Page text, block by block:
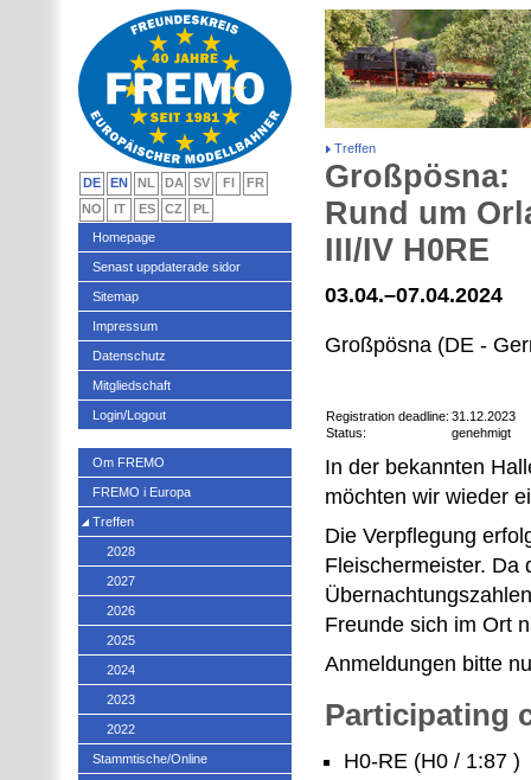
Treffen
Großpösna:
Rund um
III/IV H0RE
03.04.–07.04.2024
Großpösna (DE -
Registration deadline: 31.12.2023
Status:
genehmigt
In der bekannten
möchten wir wieder
Die Verpflegung
Fleischermeister. Da
Freunde sich im Ort
Anmeldungen bitte
Participating
H0-RE (H0 / 1:87 )
DE EN NL DA SV FI
FR
NO
IT ES CZ
PL
Homepage
Senast uppdaterade sidor
Sitemap
Impressum
Datenschutz
Mitgliedschaft
Login/Logout
Om FREMO
FREMO i Europa
Treffen
2028
2027
2026
2025
2024
2023
2022
Stammtische/Online